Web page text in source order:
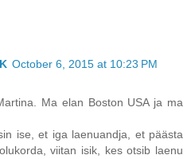
October 6, 2015 at 10:23 PM
Ma elan Boston USA ja ma
ise, et iga laenuandja, et päästa
viitan isik, kes otsib laenu